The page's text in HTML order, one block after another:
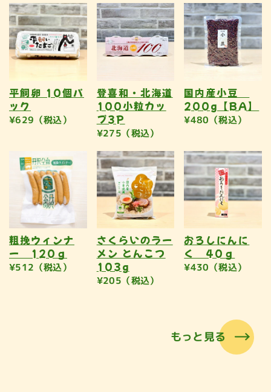
平飼卵 10個パ
ック
¥629（税込）
登喜和・北海道
100小粒カッ
プ3P
¥275（税込）
国内産小豆
200g【BA】
¥480（税込）
粗挽ウィンナ
ー 120ｇ
¥512（税込）
さくらいのラー
メン とんこつ
103g
¥205（税込）
おろしにんに
く 40ｇ
¥430（税込）
もっと見る